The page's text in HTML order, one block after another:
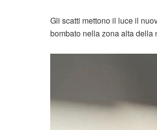
Gli scatti mettono il luce il
bombato nella zona alta della